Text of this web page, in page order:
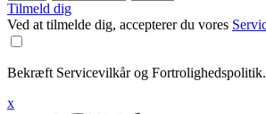
Tilmeld dig
Ved at tilmelde dig, accepterer du vores
Bekræft Servicevilkår og Fortrolighedspolitik.
x